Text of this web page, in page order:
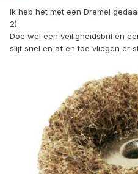
Ik heb het met een Dremel
2).
Doe wel een veiligheidsbril en
slijt snel en af en toe vliegen er